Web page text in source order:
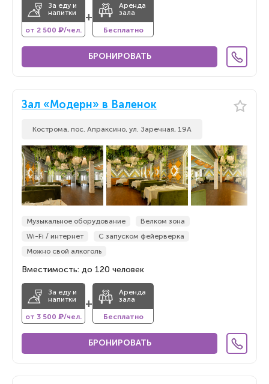
За еду и
напитки
от 2 500 ₽/чел.
+
Аренда
зала
Бесплатно
БРОНИРОВАТЬ
Зал «Модерн» в Валенок
Кострома, пос. Апраксино, ул. Заречная, 19А
Музыкальное оборудование
Велком зона
Wi-Fi / интернет
С запуском фейерверка
Можно свой алкоголь
Вместимость: до 120 человек
За еду и
напитки
от 3 500 ₽/чел.
+
Аренда
зала
Бесплатно
БРОНИРОВАТЬ